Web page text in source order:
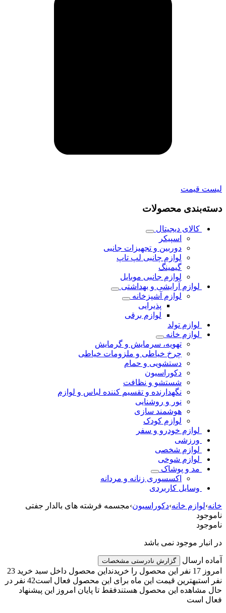
لیست قیمت
دسته‌بندی محصولات
کالای دیجیتال
اسپیکر
دوربین و تجهیزات جانبی
لوازم چانبی لپ تاپ
گیمینگ
لوازم جانبی موبایل
لوازم آرایشی و بهداشتی
لوازم آشپزخانه
پذیرایی
لوازم برقی
لوازم تولد
لوازم خانه
تهویه، سرمایش و گرمایش
چرخ خیاطی و ملزومات خیاطی
دستشویی و حمام
دکوراسیون
شستشو و نظافت
نگهدارنده و تقسیم کننده لباس و لوازم
نور و روشنایی
هوشمند سازی
لوازم کودک
لوازم خودرو و سفر
ورزشی
لوازم شخصی
لوازم شوخی
مد و پوشاک
اکسسوری زنانه و مردانه
وسایل کاربردی
خانه›لوازم خانه›دکوراسیون›مجسمه فرشته های بالدار جفتی
ناموجود
ناموجود
در انبار موجود نمی باشد
آماده ارسال گزارش نادرستی مشخصات
امروز 17 نفر این محصول را خریدند
این محصول داخل سبد خرید 23
نفر استبهترین قیمت این ماه برای این محصول فعال است
42 نفر در
حال مشاهده این محصول هستندفقط تا پایان امروز این پیشنهاد
فعال است